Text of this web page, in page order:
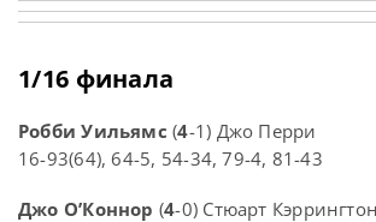
1/16 финала
Робби Уильямс (4-1) Джо Перри
16-93(64), 64-5, 54-34, 79-4, 81-43
Джо О’Коннор (4-0) Стюарт Кэррингтон